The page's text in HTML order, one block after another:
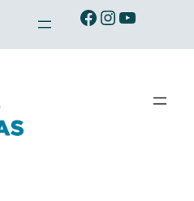
Ibermusicas en Facebook
Ibermusicas en Instagram
Ibermusicas en Youtube